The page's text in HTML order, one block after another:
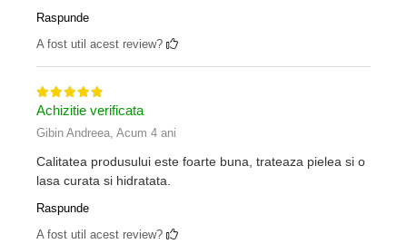
Raspunde
A fost util acest review?
Achizitie verificata
Gibin Andreea, Acum 4 ani
Calitatea produsului este foarte buna, trateaza pielea si o
lasa curata si hidratata.
Raspunde
A fost util acest review?